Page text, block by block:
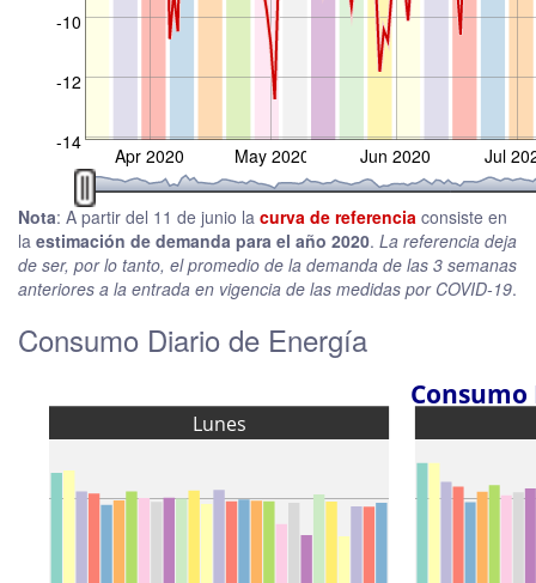
-14
-12
-10
Apr 2020 May 2020 Jun 2020 Jul
Nota: A partir del 11 de junio la curva de referencia consiste en
la estimación de demanda para el año 2020. La referencia deja
de ser, por lo tanto, el promedio de la demanda de las 3 semanas
anteriores a la entrada en vigencia de las medidas por COVID-19.
Consumo Diario de Energía
Lunes